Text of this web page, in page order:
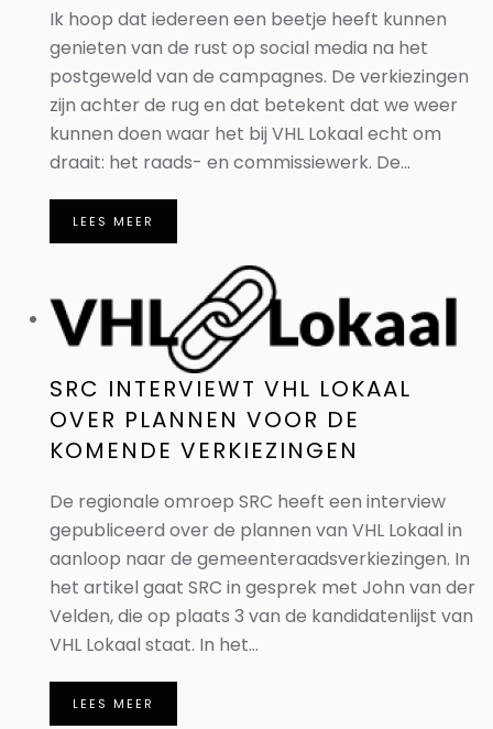
Ik hoop dat iedereen een beetje heeft kunnen
genieten van de rust op social media na het
postgeweld van de campagnes. De verkiezingen
zijn achter de rug en dat betekent dat we weer
kunnen doen waar het bij VHL Lokaal echt om
draait: het raads- en commissiewerk. De...
LEES MEER
SRC INTERVIEWT VHL LOKAAL
OVER PLANNEN VOOR DE
KOMENDE VERKIEZINGEN
De regionale omroep SRC heeft een interview
gepubliceerd over de plannen van VHL Lokaal in
aanloop naar de gemeenteraadsverkiezingen. In
het artikel gaat SRC in gesprek met John van der
Velden, die op plaats 3 van de kandidatenlijst van
VHL Lokaal staat. In het...
LEES MEER